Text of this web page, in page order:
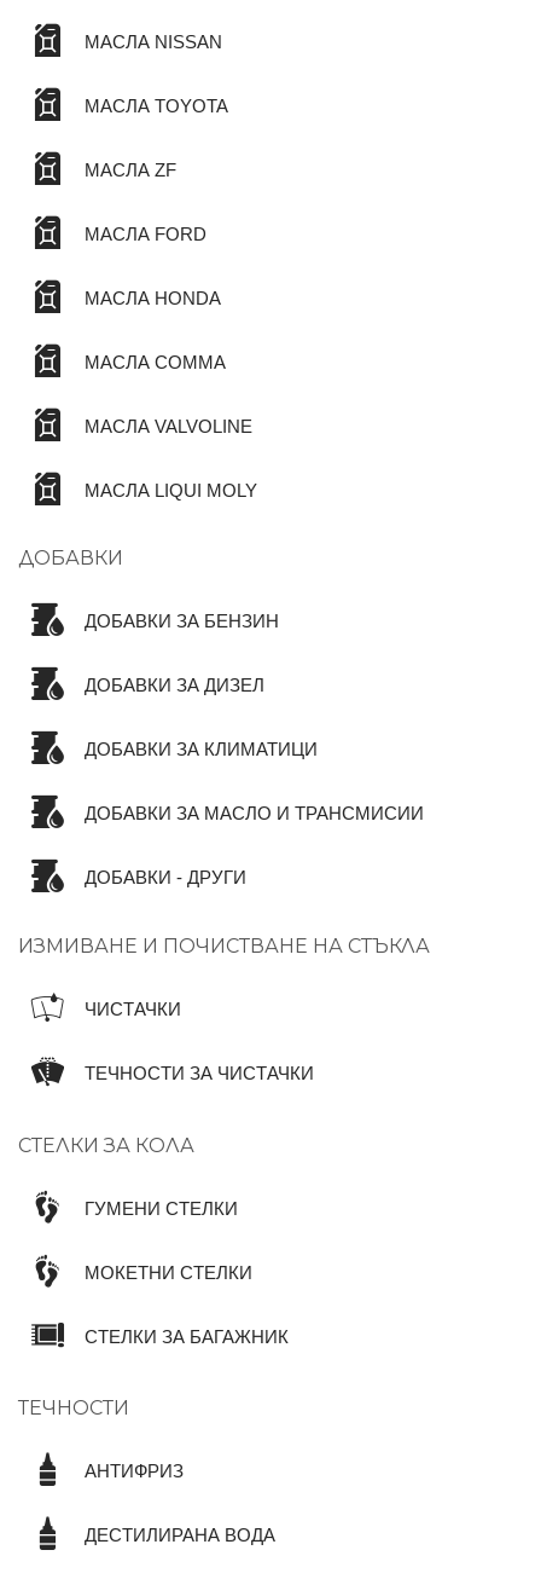
МАСЛА NISSAN
МАСЛА TOYOTA
МАСЛА ZF
МАСЛА FORD
МАСЛА HONDA
МАСЛА COMMA
МАСЛА VALVOLINE
МАСЛА LIQUI MOLY
ДОБАВКИ
ДОБАВКИ ЗА БЕНЗИН
ДОБАВКИ ЗА ДИЗЕЛ
ДОБАВКИ ЗА КЛИМАТИЦИ
ДОБАВКИ ЗА МАСЛО И ТРАНСМИСИИ
ДОБАВКИ - ДРУГИ
ИЗМИВАНЕ И ПОЧИСТВАНЕ НА СТЪКЛА
ЧИСТАЧКИ
ТЕЧНОСТИ ЗА ЧИСТАЧКИ
СТЕЛКИ ЗА КОЛА
ГУМЕНИ СТЕЛКИ
МОКЕТНИ СТЕЛКИ
СТЕЛКИ ЗА БАГАЖНИК
ТЕЧНОСТИ
АНТИФРИЗ
ДЕСТИЛИРАНА ВОДА